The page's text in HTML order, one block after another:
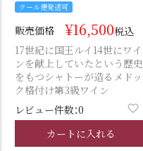
クール便発送可
販売価格 ¥16,500税込
17世紀に国王ルイ14世にワイ
ンを献上していたという歴史
をもつシャトーが造るメドッ
ク格付け第3級ワイン
レビュー件数：0
カートに入れる